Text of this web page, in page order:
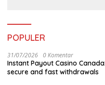
POPULER
31/07/2026 0 Komentar
Instant Payout Casino
secure and fast withdrawals